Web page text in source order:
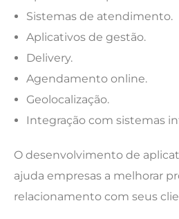
Sistemas de atendimento.
Aplicativos de gestão.
Delivery.
Agendamento online.
Geolocalização.
Integração com sistemas
O desenvolvimento de
ajuda empresas a melhorar
relacionamento com seus